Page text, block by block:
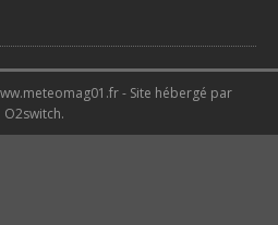
- Site hébergé par
O2switch.